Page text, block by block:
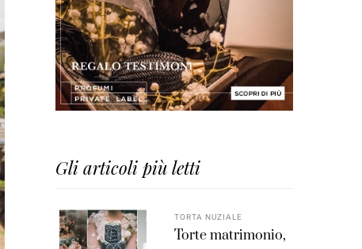
Gli articoli più letti
TORTA NUZIALE
Torte matrimonio,